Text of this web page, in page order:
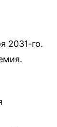
2031-го.